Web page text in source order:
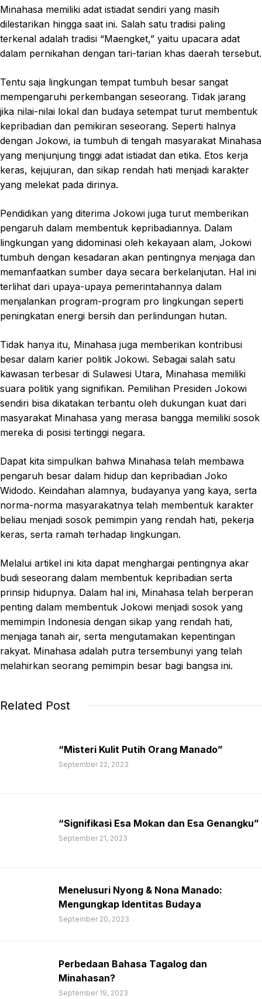
Minahasa memiliki adat istiadat sendiri yang masih
dilestarikan hingga saat ini. Salah satu tradisi paling
terkenal adalah tradisi “Maengket,” yaitu upacara adat
dalam pernikahan dengan tari-tarian khas daerah tersebut.
Tentu saja lingkungan tempat tumbuh besar sangat
mempengaruhi perkembangan seseorang. Tidak jarang
jika nilai-nilai lokal dan budaya setempat turut membentuk
kepribadian dan pemikiran seseorang. Seperti halnya
dengan Jokowi, ia tumbuh di tengah masyarakat Minahasa
yang menjunjung tinggi adat istiadat dan etika. Etos kerja
keras, kejujuran, dan sikap rendah hati menjadi karakter
yang melekat pada dirinya.
Pendidikan yang diterima Jokowi juga turut memberikan
pengaruh dalam membentuk kepribadiannya. Dalam
lingkungan yang didominasi oleh kekayaan alam, Jokowi
tumbuh dengan kesadaran akan pentingnya menjaga dan
memanfaatkan sumber daya secara berkelanjutan. Hal ini
terlihat dari upaya-upaya pemerintahannya dalam
menjalankan program-program pro lingkungan seperti
peningkatan energi bersih dan perlindungan hutan.
Tidak hanya itu, Minahasa juga memberikan kontribusi
besar dalam karier politik Jokowi. Sebagai salah satu
kawasan terbesar di Sulawesi Utara, Minahasa memiliki
suara politik yang signifikan. Pemilihan Presiden Jokowi
sendiri bisa dikatakan terbantu oleh dukungan kuat dari
masyarakat Minahasa yang merasa bangga memiliki sosok
mereka di posisi tertinggi negara.
Dapat kita simpulkan bahwa Minahasa telah membawa
pengaruh besar dalam hidup dan kepribadian Joko
Widodo. Keindahan alamnya, budayanya yang kaya, serta
norma-norma masyarakatnya telah membentuk karakter
beliau menjadi sosok pemimpin yang rendah hati, pekerja
keras, serta ramah terhadap lingkungan.
Melalui artikel ini kita dapat menghargai pentingnya akar
budi seseorang dalam membentuk kepribadian serta
prinsip hidupnya. Dalam hal ini, Minahasa telah berperan
penting dalam membentuk Jokowi menjadi sosok yang
memimpin Indonesia dengan sikap yang rendah hati,
menjaga tanah air, serta mengutamakan kepentingan
rakyat. Minahasa adalah putra tersembunyi yang telah
melahirkan seorang pemimpin besar bagi bangsa ini.
Related Post
“Misteri Kulit Putih Orang Manado”
September 22, 2023
“Signifikasi Esa Mokan dan Esa Genangku”
September 21, 2023
Menelusuri Nyong & Nona Manado:
Mengungkap Identitas Budaya
September 20, 2023
Perbedaan Bahasa Tagalog dan
Minahasan?
September 19, 2023